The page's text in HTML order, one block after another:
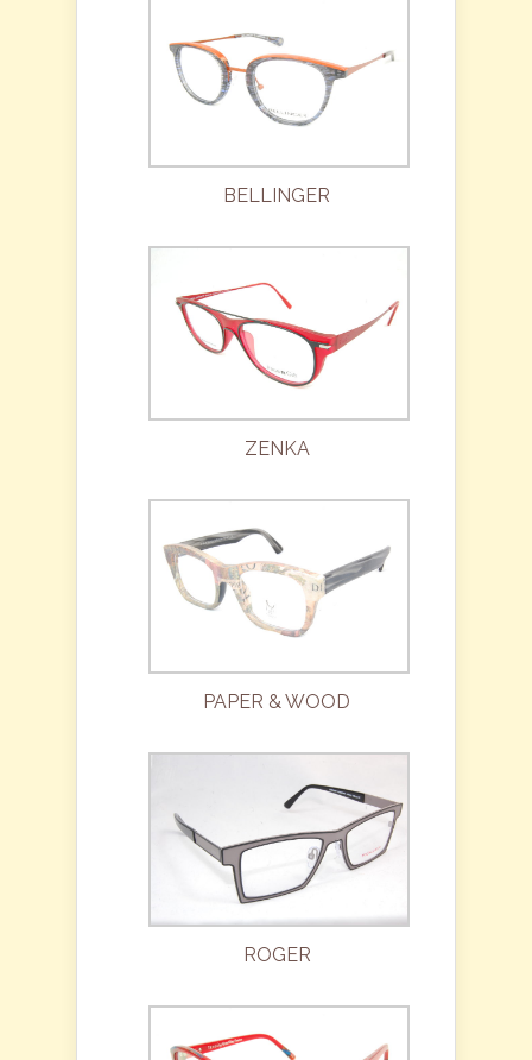
BELLINGER
ZENKA
PAPER & WOOD
ROGER